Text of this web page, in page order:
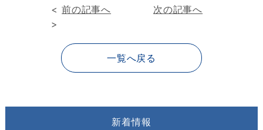
<前の記事へ
次の記事へ
>
一覧へ戻る
新着情報